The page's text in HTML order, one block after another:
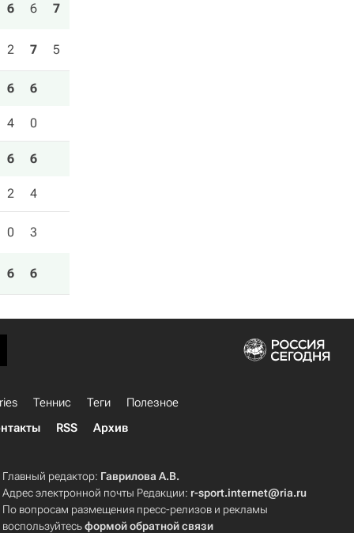
6 6 7
2 7 5
6 6
4 0
6 6
2 4
0 3
6 6
Теннис Теги
Полезное
RSS Архив
Главный редактор: Гаврилова А.В.
Адрес электронной почты Редакции: r-sport.internet@ria.ru
По вопросам размещения пресс-релизов и рекламы
воспользуйтесьформой обратной связи